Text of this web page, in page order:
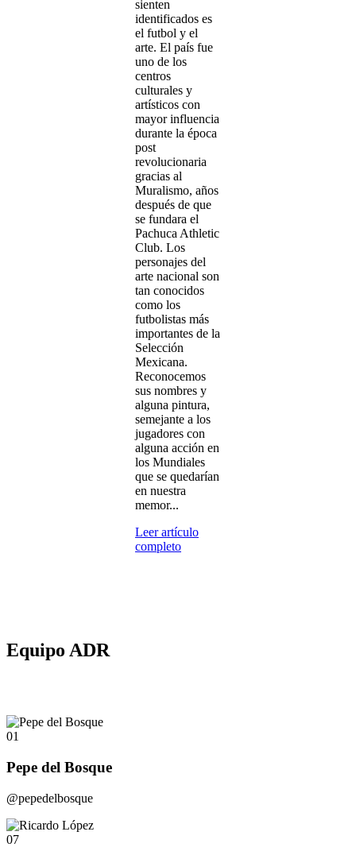
sienten
identificados es
el futbol y el
arte. El país fue
uno de los
centros
culturales y
artísticos con
mayor influencia
durante la época
post
revolucionaria
gracias al
Muralismo, años
después de que
se fundara el
Pachuca Athletic
Club. Los
personajes del
arte nacional son
tan conocidos
como los
futbolistas más
importantes de la
Selección
Mexicana.
Reconocemos
sus nombres y
alguna pintura,
semejante a los
jugadores con
alguna acción en
los Mundiales
que se quedarían
en nuestra
memor...
Leer artículo
completo
Equipo ADR
01
Pepe del Bosque
@pepedelbosque
07